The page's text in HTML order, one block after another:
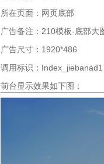
所在页面：网页底部
广告备注：210模板-底部大
广告尺寸：1920*486
调用标识：Index_jiebanad1
前台显示效果如下图：